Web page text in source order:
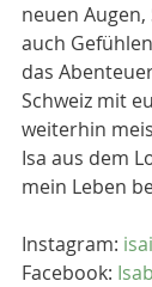
neuen
auch
das
Schweiz mit
weiterhin
Isa aus dem
mein Leben
Instagram:
Facebook: